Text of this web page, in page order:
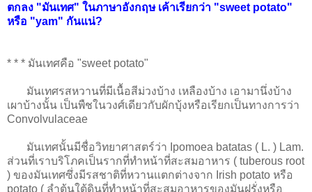
ตกลง "มันเทศ" ในภาษาอังกฤษ เค้าเรียกว่า "sweet potato"
หรือ "yam" กันแน่?
* * * มันเทศคือ "sweet potato"
มันเทศรสหวานที่มีเนื้อสีม่วงบ้าง เหลืองบ้าง เอามานึ่งบ้าง
เผาบ้างนั้น เป็นพืชในวงศ์เดียวกับผักบุ้งหรือเรียกเป็นทางการว่า
Convolvulaceae
มันเทศนั้นมีชื่อวิทยาศาสตร์ว่า Ipomoea batatas ( L. ) Lam.
ส่วนที่เราบริโภคเป็นรากที่ทำหน้าที่สะสมอาหาร ( tuberous root
) ของมันเทศซึ่งมีรสชาติที่หวานแตกต่างจาก Irish potato หรือ
potato ( ลำต้นใต้ดินที่ทำหน้าที่สะสมอาหารของมันฝรั่งหรือ